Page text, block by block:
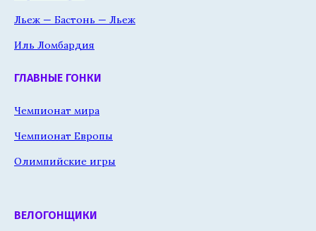
Льеж — Бастонь — Льеж
Иль Ломбардия
ГЛАВНЫЕ ГОНКИ
Чемпионат мира
Чемпионат Европы
Олимпийские игры
ВЕЛОГОНЩИКИ